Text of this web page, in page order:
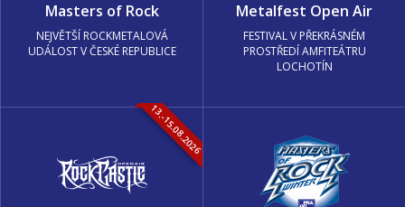
Masters of Rock
NEJVĚTŠÍ ROCKMETALOVÁ
UDÁLOST V ČESKÉ REPUBLICE
Metalfest Open Air
FESTIVAL V PŘEKRÁSNÉM
PROSTŘEDÍ AMFITEÁTRU
LOCHOTÍN
13.-15.08.2026